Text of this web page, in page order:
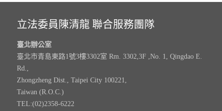
立法委員陳清龍 聯合服務團隊
臺北辦公室
臺北市青島東路1號3樓3302室 Rm. 3302,3F ,No. 1, Qingdao E.
Rd.,
Zhongzheng Dist., Taipei City 100221,
Taiwan (R.O.C.)
TEL:(02)2358-6222